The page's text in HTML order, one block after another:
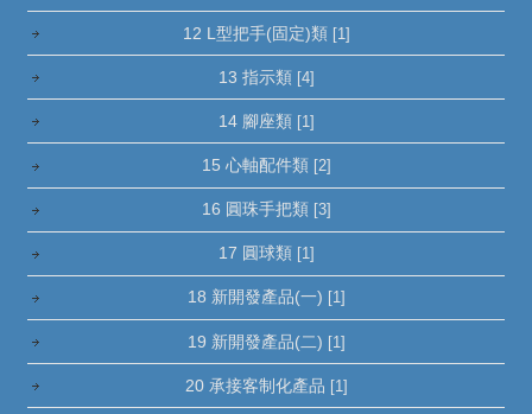
12 L型把手(固定)類 [1]
13 指示類 [4]
14 腳座類 [1]
15 心軸配件類 [2]
16 圓珠手把類 [3]
17 圓球類 [1]
18 新開發產品(一) [1]
19 新開發產品(二) [1]
20 承接客制化產品 [1]